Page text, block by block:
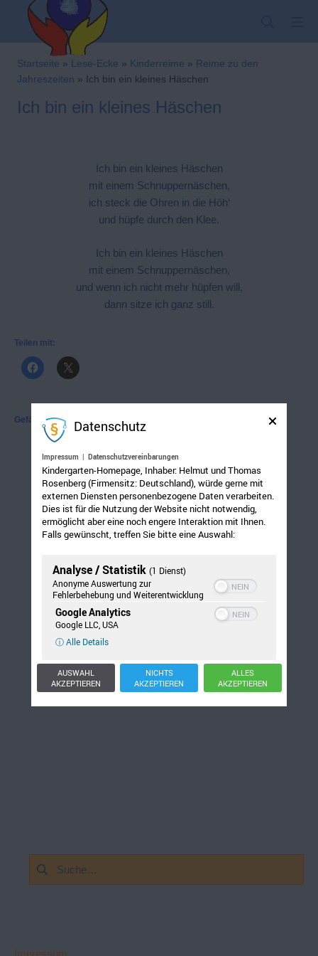
springen
Kindergarten-
Startseite » Lese-Ecke » Kinderreime » Reime zu den
Jahreszeiten » Ich bin ein kleines Häschen
Ich bin ein kleines Häschen
Ich bin ein kleines Häschen
mit einem Schnuppernäschen,
ich steck die Ohren in die Höh‘
und hüpfe durch den Klee.
Ich bin ein kleines Häschen
mit einem Schnuppernäschen,
und wenn ich nicht mehr hüpfen will,
dann sitze ich ganz still.
Teilen mit:
Gefällt mir:
Suchen
nach:
Impressum
Datenschutz
Impressum | Datenschutzvereinbarungen
Kindergarten-Homepage, Inhaber: Helmut und Thomas
Rosenberg (Firmensitz: Deutschland), würde gerne mit
externen Diensten personenbezogene Daten verarbeiten.
Dies ist für die Nutzung der Website nicht notwendig,
ermöglicht aber eine noch engere Interaktion mit Ihnen.
Falls gewünscht, treffen Sie bitte eine Auswahl:
Analyse / Statistik (1 Dienst)
Anonyme Auswertung zur
Fehlerbehebung und Weiterentwicklung
Google Analytics
Google LLC, USA
ⓘ Alle Details
AUSWAHL
AKZEPTIEREN
NICHTS
AKZEPTIEREN
ALLES
AKZEPTIEREN